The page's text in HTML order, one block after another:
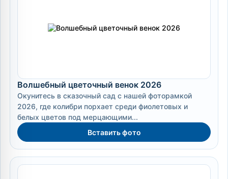
Волшебный цветочный венок 2026
Окунитесь в сказочный сад с нашей фоторамкой
2026, где колибри порхает среди фиолетовых и
белых цветов под мерцающими...
Вставить фото